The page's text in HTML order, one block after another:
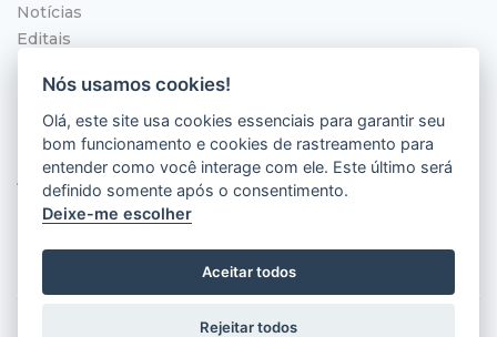
Notícias
Editais
Localização
Hospital Universitário Onofre Lopes - HUOL
Av. Nilo Peçanha, 620 - Petrópolis
Natal - RN, 59012-300
Nós usamos cookies!
Olá, este site usa cookies essenciais para garantir seu
bom funcionamento e cookies de rastreamento para
entender como você interage com ele. Este último será
definido somente após o consentimento.
Deixe-me escolher
Aceitar todos
Rejeitar todos